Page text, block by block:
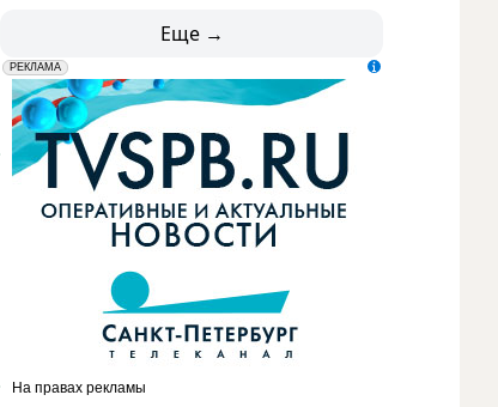
Еще →
erid: LdtCK5udn
РЕКЛАМА
АО "ГАТР", ИНН: 7841320717